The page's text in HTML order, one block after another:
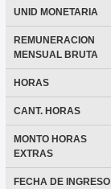
UNID MONETARIA
REMUNERACION
MENSUAL BRUTA
HORAS
CANT. HORAS
MONTO HORAS
EXTRAS
FECHA DE INGRESO